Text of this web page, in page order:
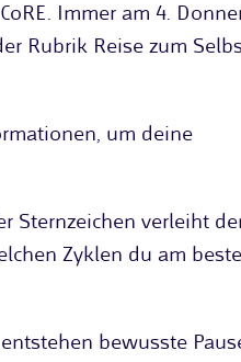
Immer am 4.
Rubrik Reise zum
um deine
Sternzeichen verleiht
Zyklen du am
bewusste